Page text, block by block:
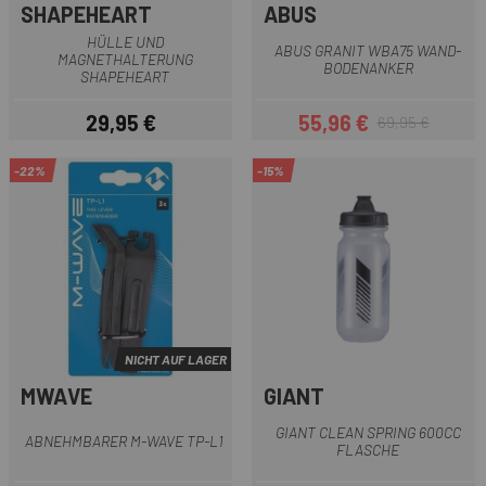
SHAPEHEART
HÜLLE UND
MAGNETHALTERUNG
SHAPEHEART
Preis
29,95 €
ABUS
ABUS GRANIT WBA75 WAND-
BODENANKER
Preis
55,96 €Regulärer Preis
69,95 €
-22%
NICHT AUF LAGER
MWAVE
ABNEHMBARER M-WAVE TP-L1
-15%
GIANT
GIANT CLEAN SPRING 600CC
FLASCHE